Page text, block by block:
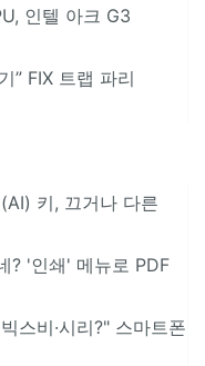
인텔 아크 G3
” FIX 트랩 파리
키, 끄거나 다른
? '인쇄' 메뉴로 PDF
스비·시리?" 스마트폰